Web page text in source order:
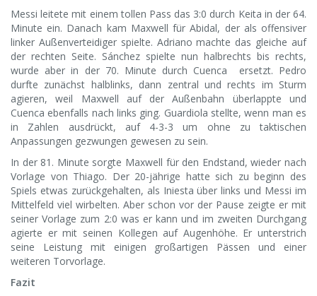
Messi leitete mit einem tollen Pass das 3:0 durch Keita in der 64.
Minute ein. Danach kam Maxwell für Abidal, der als offensiver
linker Außenverteidiger spielte. Adriano machte das gleiche auf
der rechten Seite. Sánchez spielte nun halbrechts bis rechts,
wurde aber in der 70. Minute durch Cuenca ersetzt. Pedro
durfte zunächst halblinks, dann zentral und rechts im Sturm
agieren, weil Maxwell auf der Außenbahn überlappte und
Cuenca ebenfalls nach links ging. Guardiola stellte, wenn man es
in Zahlen ausdrückt, auf 4-3-3 um ohne zu taktischen
Anpassungen gezwungen gewesen zu sein.
In der 81. Minute sorgte Maxwell für den Endstand, wieder nach
Vorlage von Thiago. Der 20-jährige hatte sich zu beginn des
Spiels etwas zurückgehalten, als Iniesta über links und Messi im
Mittelfeld viel wirbelten. Aber schon vor der Pause zeigte er mit
seiner Vorlage zum 2:0 was er kann und im zweiten Durchgang
agierte er mit seinen Kollegen auf Augenhöhe. Er unterstrich
seine Leistung mit einigen großartigen Pässen und einer
weiteren Torvorlage.
Fazit